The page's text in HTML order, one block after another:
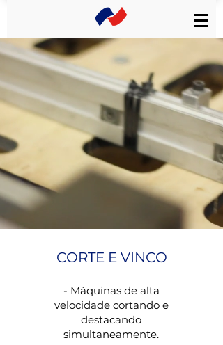
CORTE E VINCO
- Máquinas de alta
velocidade cortando e
destacando
simultaneamente.